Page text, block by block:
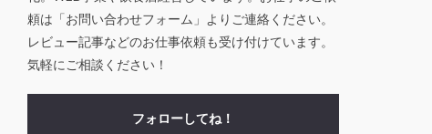
頼は「お問い合わせフォーム」よりご連絡ください。
レビュー記事などのお仕事依頼も受け付けています。
気軽にご相談ください！
フォローしてね！